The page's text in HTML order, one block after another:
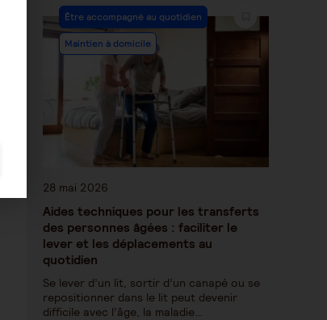
Être accompagné au quotidien
Maintien à domicile
28 mai 2026
Aides techniques pour les transferts
des personnes âgées : faciliter le
lever et les déplacements au
quotidien
Se lever d’un lit, sortir d’un canapé ou se
repositionner dans le lit peut devenir
difficile avec l’âge, la maladie…